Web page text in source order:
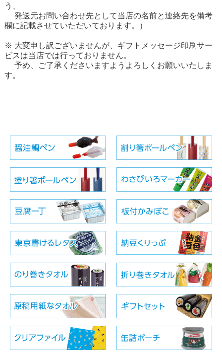
う、
発送元お問い合わせ先として当店の名前と連絡先を備考
欄に記載させていただいております。）
※ 大変申し訳ございませんが、ギフトメッセージ印刷サー
ビスは当店では行っておりません。
予め、ご了承くださいますようよろしくお願いいたしま
す。